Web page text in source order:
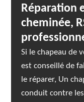
Réparation
cheminée,
Si le chapeau de
est conseillé de
le réparer, Un
conduit contre